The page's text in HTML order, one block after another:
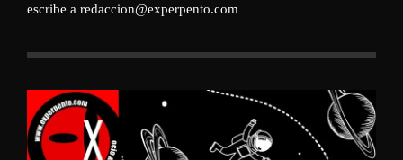
escribe a redaccion@experpento.com